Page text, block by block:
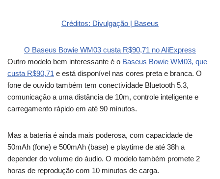
Créditos: Divulgação | Baseus
O Baseus Bowie WM03 custa R$90,71 no AliExpress
Outro modelo bem interessante é o Baseus Bowie WM03, que
custa R$90,71 e está disponível nas cores preta e branca. O
fone de ouvido também tem conectividade Bluetooth 5.3,
comunicação a uma distância de 10m, controle inteligente e
carregamento rápido em até 90 minutos.
Mas a bateria é ainda mais poderosa, com capacidade de
50mAh (fone) e 500mAh (base) e playtime de até 38h a
depender do volume do áudio. O modelo também promete 2
horas de reprodução com 10 minutos de carga.